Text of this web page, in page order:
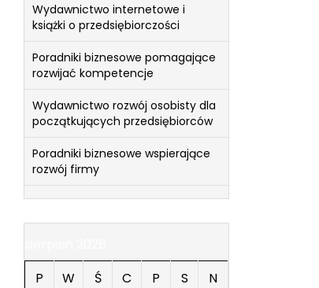
Wydawnictwo internetowe i
książki o przedsiębiorczości
Poradniki biznesowe pomagające
rozwijać kompetencje
Wydawnictwo rozwój osobisty dla
początkujących przedsiębiorców
Poradniki biznesowe wspierające
rozwój firmy
P
W Ś C P S
N